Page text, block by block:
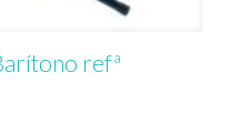
refª